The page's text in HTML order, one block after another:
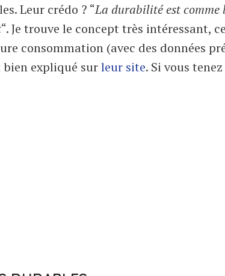
Leur crédo ? “La durabilité est comme
“. Je trouve le concept très intéressant,
consommation (avec des données
bien expliqué surleur site. Si vous